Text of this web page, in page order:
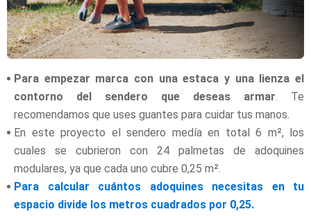
Para empezar marca con una estaca y una lienza el
contorno del sendero que deseas armar. Te
recomendamos que uses guantes para cuidar tus manos.
En este proyecto el sendero medía en total 6 m², los
cuales se cubrieron con 24 palmetas de adoquines
modulares, ya que cada uno cubre 0,25 m².
Para calcular cuántos adoquines necesitas en tu
espacio divide los metros cuadrados por 0,25.